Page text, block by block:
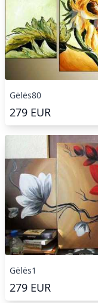
Gėlės80
279 EUR
Gėlės1
279 EUR